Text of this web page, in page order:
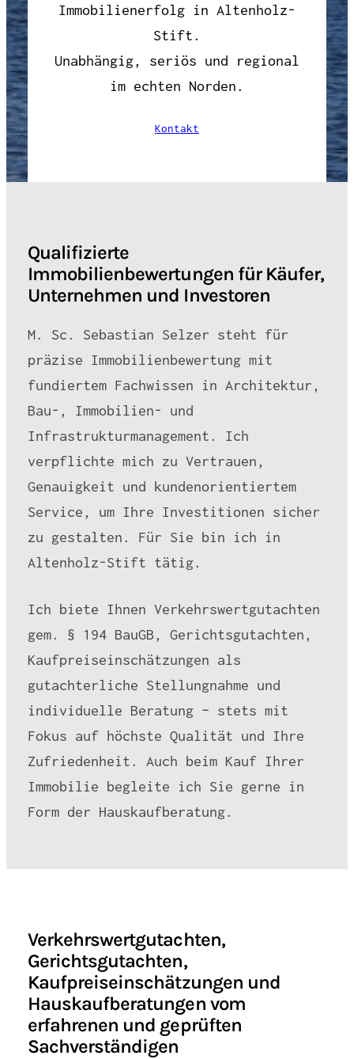
Immobilienerfolg in Altenholz-
Stift.
Unabhängig, seriös und regional
im echten Norden.
Kontakt
Qualifizierte
Immobilienbewertungen für Käufer,
Unternehmen und Investoren
M. Sc. Sebastian Selzer steht für
präzise Immobilienbewertung mit
fundiertem Fachwissen in Architektur,
Bau-, Immobilien- und
Infrastrukturmanagement. Ich
verpflichte mich zu Vertrauen,
Genauigkeit und kundenorientiertem
Service, um Ihre Investitionen sicher
zu gestalten. Für Sie bin ich in
Altenholz-Stift tätig.
Ich biete Ihnen Verkehrswertgutachten
gem. § 194 BauGB, Gerichtsgutachten,
Kaufpreiseinschätzungen als
gutachterliche Stellungnahme und
individuelle Beratung – stets mit
Fokus auf höchste Qualität und Ihre
Zufriedenheit. Auch beim Kauf Ihrer
Immobilie begleite ich Sie gerne in
Form der Hauskaufberatung.
Verkehrswertgutachten,
Gerichtsgutachten,
Kaufpreiseinschätzungen und
Hauskaufberatungen vom
erfahrenen und geprüften
Sachverständigen